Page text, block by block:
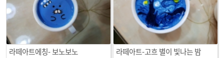
라떼아트에칭- 보노보노
라떼아트-고흐 별이 빛나는 밤